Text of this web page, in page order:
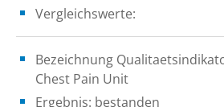
Vergleichswerte:
Bezeichnung
Chest Pain Unit
Ergebnis: bestanden